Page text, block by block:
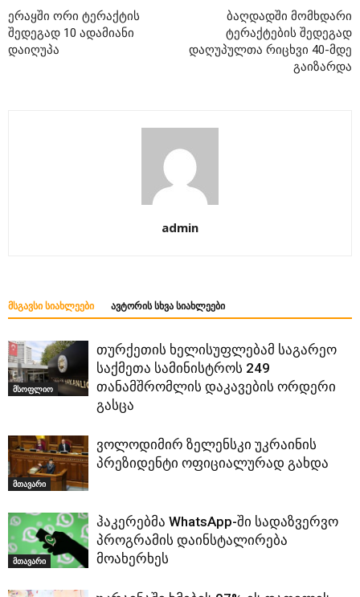
ერაყში ორი ტერაქტის
შედეგად 10 ადამიანი
დაიღუპა
ბაღდადში მომხდარი
ტერაქტების შედეგად
დაღუპულთა რიცხვი 40-მდე
გაიზარდა
admin
ᲛᲡᲒᲐᲕᲡᲘ ᲡᲘᲐᲮᲚᲔᲔᲑᲘ ᲐᲕᲢᲝᲠᲘᲡ ᲡᲮᲕᲐ ᲡᲘᲐᲮᲚᲔᲔᲑᲘ
მსოფლიო
თურქეთის ხელისუფლებამ საგარეო
საქმეთა სამინისტროს 249
თანამშრომლის დაკავების ორდერი
გასცა
მთავარი
ვოლოდიმირ ზელენსკი უკრაინის
პრეზიდენტი ოფიციალურად გახდა
მთავარი
ჰაკერებმა WhatsApp-ში სადაზვერვო
პროგრამის დაინსტალირება
მოახერხეს